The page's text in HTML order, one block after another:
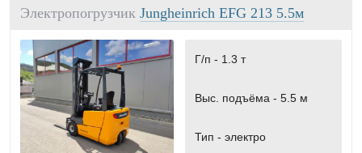
Электропогрузчик Jungheinrich EFG 213 5.5м
Г/п - 1.3 т
Выс. подъёма - 5.5 м
Тип - электро